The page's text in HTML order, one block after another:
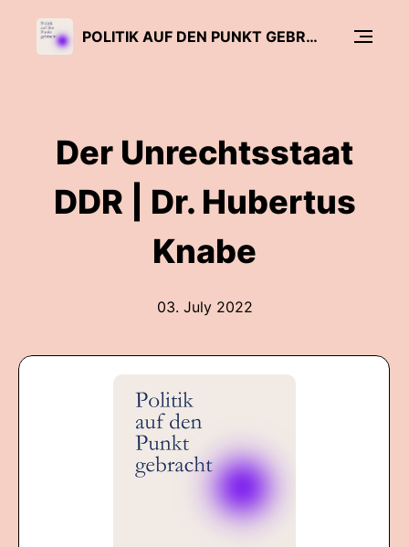
POLITIK AUF DEN PUNKT GEBRACHT.
Der Unrechtsstaat
DDR | Dr. Hubertus
Knabe
03. July 2022